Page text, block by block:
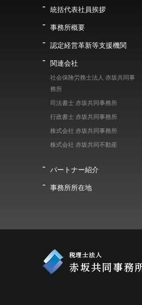
統括代表社員挨拶
事務所概要
認定経営革新等支援機関
関連会社
社会保険労務士法人 赤坂共同事
務所
司法書士 赤坂共同事務所
行政書士 赤坂共同事務所
株式会社 赤坂共同事務所
株式会社 赤坂共同不動産
パートナー紹介
事務所所在地